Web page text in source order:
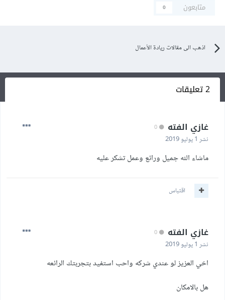
متابعون
0
اذهب الى مقالات ريادة الأعمال
2 تعليقات
غازي الفته
نشر 1 يوليو 2019
ماشاء الله جميل ورائع وعمل تشكر عليه
اقتباس
غازي الفته
نشر 1 يوليو 2019
اخي العزيز لو عندي شركه واحب استفيد بتجربتك الرائعه
هل بالامكان